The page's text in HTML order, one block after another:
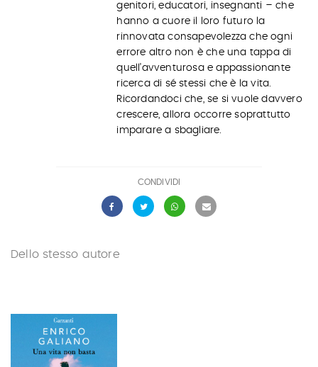
genitori, educatori, insegnanti – che
hanno a cuore il loro futuro la
rinnovata consapevolezza che ogni
errore altro non è che una tappa di
quell’avventurosa e appassionante
ricerca di sé stessi che è la vita.
Ricordandoci che, se si vuole davvero
crescere, allora occorre soprattutto
imparare a sbagliare.
CONDIVIDI
Dello stesso autore